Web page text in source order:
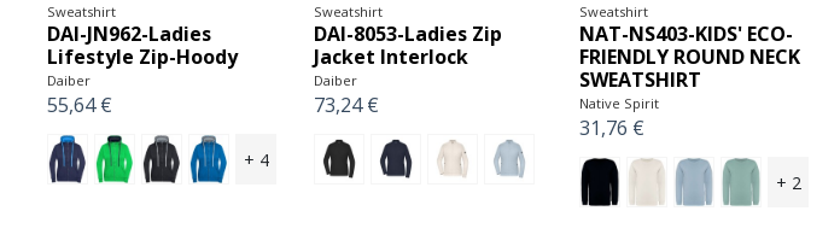
Sweatshirt
DAI-JN962-Ladies
Lifestyle Zip-Hoody
Daiber
55,64 €
+ 4
Sweatshirt
DAI-8053-Ladies Zip
Jacket Interlock
Daiber
73,24 €
Sweatshirt
NAT-NS403-KIDS' ECO-
FRIENDLY ROUND NECK
SWEATSHIRT
Native Spirit
31,76 €
+ 2